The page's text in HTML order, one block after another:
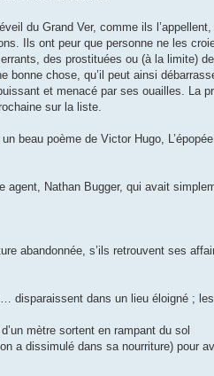
du Grand Ver, comme ils
Ils ont peur que personne ne les
des prostituées ou (à la limite)
bonne chose, qu’il peut ainsi
et menacé par ses ouailles. La
sur la liste.
beau poème de Victor Hugo,
Nathan Bugger, qui avait
abandonnée, s’ils retrouvent ses
disparaissent dans un lieu éloigné ;
mètre sortent en rampant du sol
a dissimulé dans sa nourriture) pour